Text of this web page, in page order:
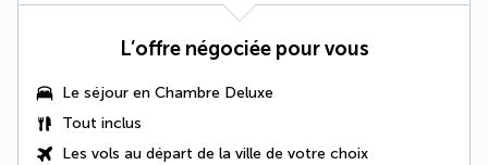
L’offre négociée pour vous
Le séjour en Chambre Deluxe
Tout inclus
Les vols au départ de la ville de votre choix